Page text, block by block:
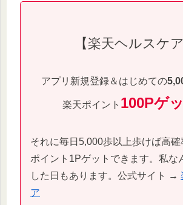
【楽天ヘルスケア
アプリ新規登録＆はじめての
楽天ポイント 100Pゲ
それに毎日5,000歩以上歩けば高
ポイント1Pゲットできます。私な
した日もあります。公式サイト →
ア